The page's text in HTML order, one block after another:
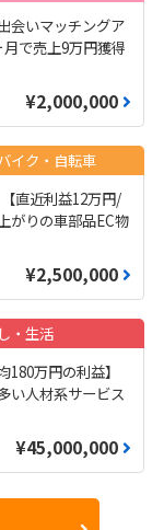
会いマッチングア
で売上9万円獲得
¥2,000,000
イク・自転車
直近利益12万円/
がりの車部品EC物
¥2,500,000
・生活
180万円の利益】
い人材系サービス
¥45,000,000